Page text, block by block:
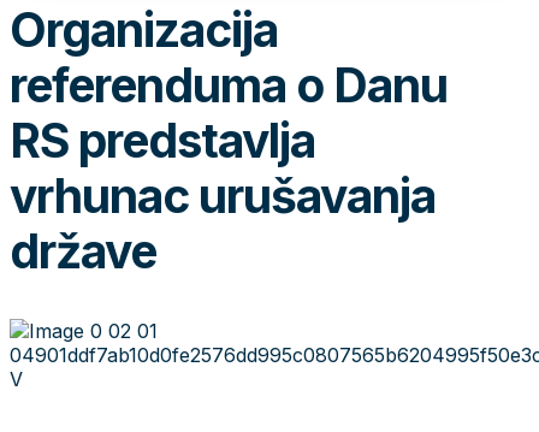
Organizacija
referenduma o Danu
RS predstavlja
vrhunac urušavanja
države